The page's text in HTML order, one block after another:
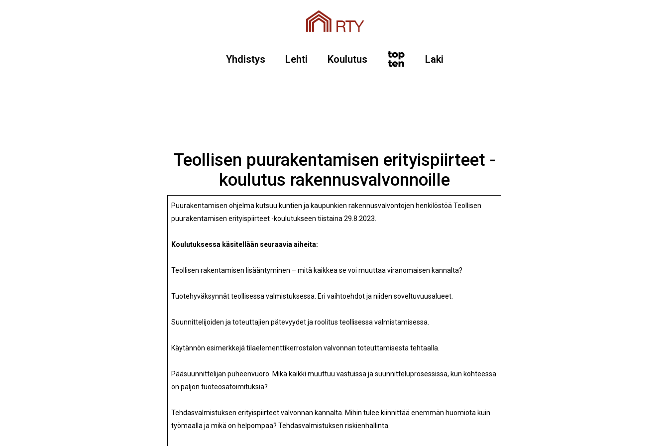
Yhdistys Lehti Koulutus Laki
Teollisen puurakentamisen erityispiirteet -
koulutus rakennusvalvonnoille
Puurakentamisen ohjelma kutsuu kuntien ja kaupunkien rakennusvalvontojen henkilöstöä Teollisen
puurakentamisen erityispiirteet -koulutukseen tiistaina 29.8.2023.
Koulutuksessa käsitellään seuraavia aiheita:
Teollisen rakentamisen lisääntyminen – mitä kaikkea se voi muuttaa viranomaisen kannalta?
Tuotehyväksynnät teollisessa valmistuksessa. Eri vaihtoehdot ja niiden soveltuvuusalueet.
Suunnittelijoiden ja toteuttajien pätevyydet ja roolitus teollisessa valmistamisessa.
Käytännön esimerkkejä tilaelementtikerrostalon valvonnan toteuttamisesta tehtaalla.
Pääsuunnittelijan puheenvuoro. Mikä kaikki muuttuu vastuissa ja suunnitteluprosessissa, kun kohteessa
on paljon tuoteosatoimituksia?
Tehdasvalmistuksen erityispiirteet valvonnan kannalta. Mihin tulee kiinnittää enemmän huomiota kuin
työmaalla ja mikä on helpompaa? Tehdasvalmistuksen riskienhallinta.